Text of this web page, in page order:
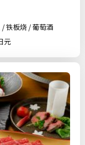
铁板烧 / 葡萄酒
元